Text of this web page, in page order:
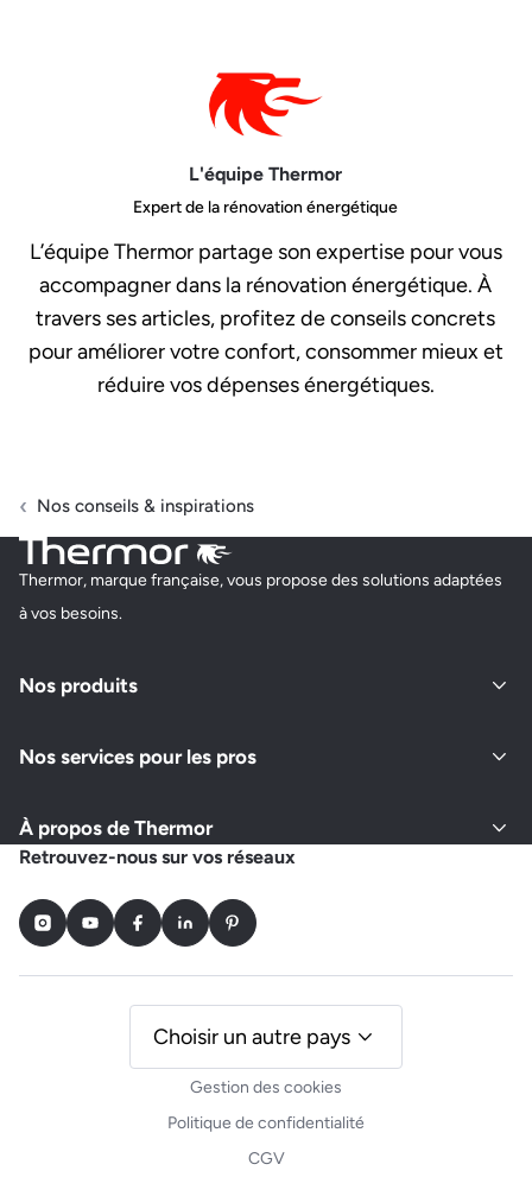
L'équipe Thermor
Expert de la rénovation énergétique
L’équipe Thermor partage son expertise pour vous
accompagner dans la rénovation énergétique. À
travers ses articles, profitez de conseils concrets
pour améliorer votre confort, consommer mieux et
réduire vos dépenses énergétiques.
Nos conseils & inspirations
Thermor, marque française, vous propose des solutions adaptées
à vos besoins.
Nos produits
Nos services pour les pros
À propos de Thermor
Retrouvez-nous sur vos réseaux
InstagramYoutubeFacebookLinkedInPinterest
Gestion des cookies
Politique de confidentialité
CGV
Choisir un autre pays